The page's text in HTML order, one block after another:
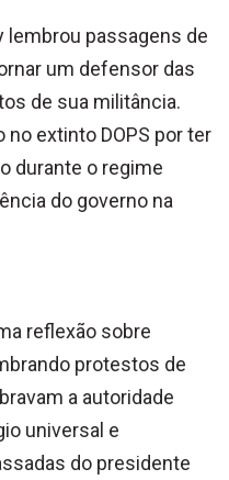
lembrou passagens de
um defensor das
de sua militância.
extinto DOPS por ter
durante o regime
do governo na
reflexão sobre
protestos de
a autoridade
universal e
do presidente